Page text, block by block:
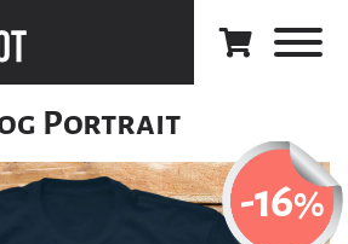
Portrait
-16%